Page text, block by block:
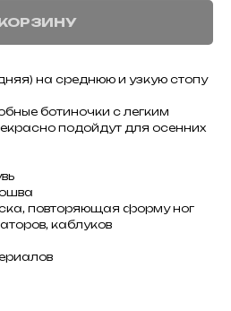
на среднюю и узкую стопу
ботиночки с легким
подойдут для осенних
повторяющая форму ног
каблуков